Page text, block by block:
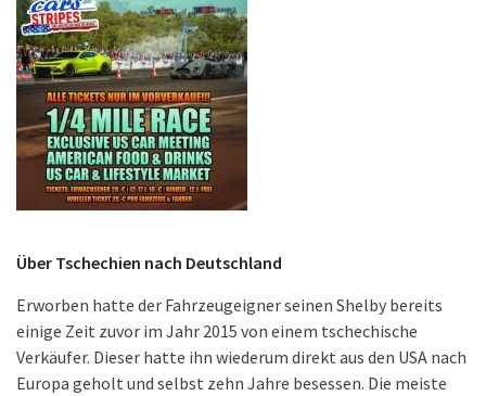
Über Tschechien nach Deutschland
Erworben hatte der Fahrzeugeigner seinen Shelby bereits
einige Zeit zuvor im Jahr 2015 von einem tschechische
Verkäufer. Dieser hatte ihn wiederum direkt aus den USA nach
Europa geholt und selbst zehn Jahre besessen. Die meiste